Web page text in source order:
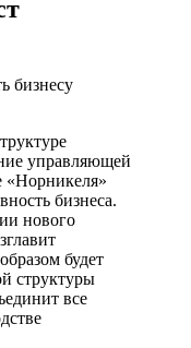
управляющей
«Норникеля»
бизнеса.
нового
будет
структуры
все